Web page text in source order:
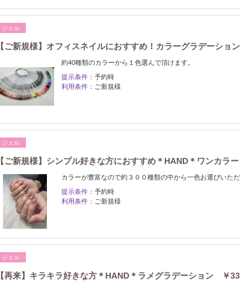
ジェル
【ご新規様】オフィスネイルにおすすめ！カラーグラデーショ
約40種類のカラーから１色選んで頂けます。
提示条件： 予約時
利用条件： ご新規様
ジェル
【ご新規様】シンプル好きな方におすすめ＊HAND＊ワンカ
カラーが豊富なので約３００種類の中から一色お選びいただ
提示条件： 予約時
利用条件： ご新規様
ジェル
【再来】キラキラ好きな方＊HAND＊ラメグラデーション ￥